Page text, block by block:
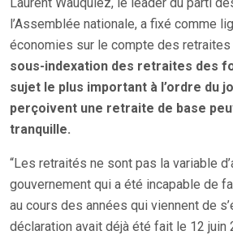
l’Assemblée nationale, a fixé comme
économies sur le compte des retraites
sous-indexation des retraites des
sujet le plus important à l’ordre du
perçoivent une retraite de base
tranquille.
“Les retraités ne sont pas la variable
gouvernement qui a été incapable de
au cours des années qui viennent de
déclaration avait déjà été fait le 12